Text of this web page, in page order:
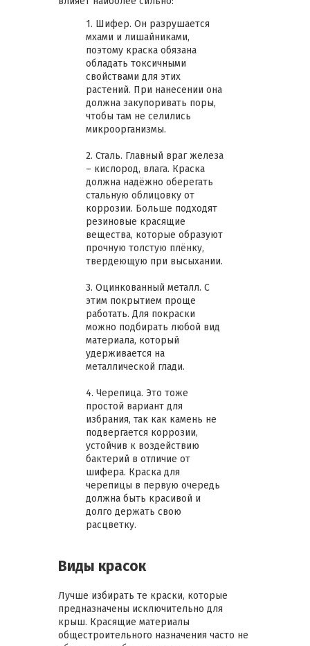
1. Шифер. Он разрушается
мхами и лишайниками,
поэтому краска обязана
обладать токсичными
свойствами для этих
растений. При нанесении она
должна закупоривать поры,
чтобы там не селились
микроорганизмы.
2. Сталь. Главный враг железа
– кислород, влага. Краска
должна надёжно оберегать
стальную облицовку от
коррозии. Больше подходят
резиновые красящие
вещества, которые образуют
прочную толстую плёнку,
твердеющую при высыхании.
3. Оцинкованный металл. С
этим покрытием проще
работать. Для покраски
можно подбирать любой вид
материала, который
удерживается на
металлической глади.
4. Черепица. Это тоже
простой вариант для
избрания, так как камень не
подвергается коррозии,
устойчив к воздействию
бактерий в отличие от
шифера. Краска для
черепицы в первую очередь
должна быть красивой и
долго держать свою
расцветку.
Виды красок
Лучше избирать те краски, которые
предназначены исключительно для
крыш. Красящие материалы
общестроительного назначения часто не